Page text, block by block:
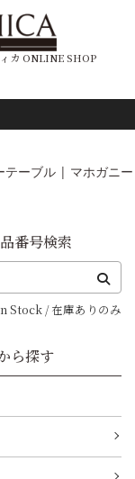
ィカ ONLINE SHOP
テーブル | マホガニ
番号検索
Stock / 在庫ありのみ
ら探す